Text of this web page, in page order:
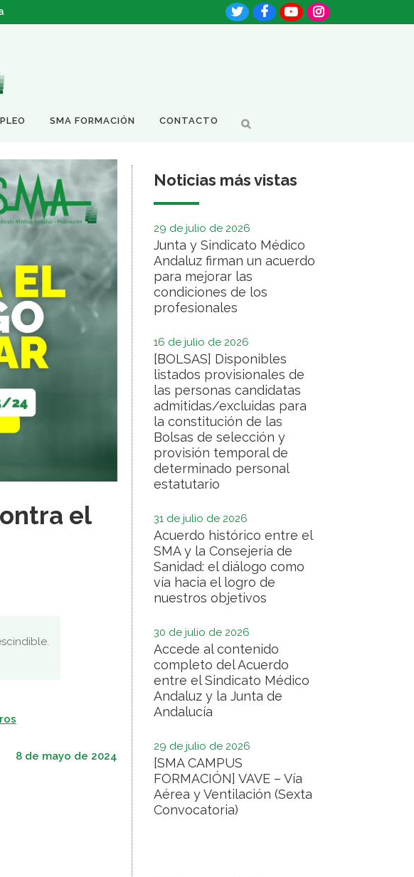
SMA FORMACIÓN CONTACTO
el
8 de mayo de 2024
Noticias más vistas
29 de julio de 2026
Junta y Sindicato Médico
Andaluz firman un acuerdo
para mejorar las
condiciones de los
profesionales
16 de julio de 2026
[BOLSAS] Disponibles
listados provisionales de
las personas candidatas
admitidas/excluidas para
la constitución de las
Bolsas de selección y
provisión temporal de
determinado personal
estatutario
31 de julio de 2026
Acuerdo histórico entre el
SMA y la Consejería de
Sanidad: el diálogo como
vía hacia el logro de
nuestros objetivos
30 de julio de 2026
Accede al contenido
completo del Acuerdo
entre el Sindicato Médico
Andaluz y la Junta de
Andalucía
29 de julio de 2026
[SMA CAMPUS
FORMACIÓN] VAVE – Vía
Aérea y Ventilación (Sexta
Convocatoria)